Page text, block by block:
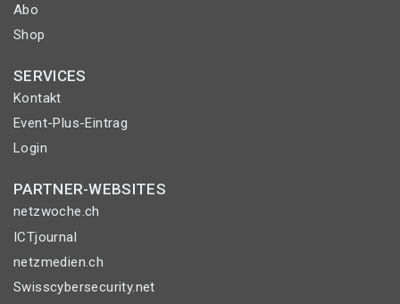
Abo
Shop
SERVICES
Kontakt
Event-Plus-Eintrag
Login
PARTNER-WEBSITES
netzwoche.ch
ICTjournal
netzmedien.ch
Swisscybersecurity.net